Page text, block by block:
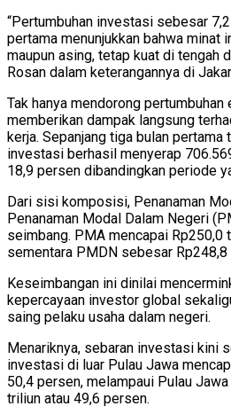
“Pertumbuhan investasi sebesar
pertama menunjukkan bahwa minat
maupun asing, tetap kuat di tengah
Rosan dalam keterangannya di
Tak hanya mendorong
memberikan dampak langsung
kerja. Sepanjang tiga bulan pertama
investasi berhasil menyerap
18,9 persen dibandingkan periode
Dari sisi komposisi, Penanaman
Penanaman Modal Dalam Negeri
seimbang. PMA mencapai Rp250,0
sementara PMDN sebesar
Keseimbangan ini dinilai
kepercayaan investor global
saing pelaku usaha dalam negeri.
Menariknya, sebaran investasi kini
investasi di luar Pulau Jawa
50,4 persen, melampaui Pulau
triliun atau 49,6 persen.